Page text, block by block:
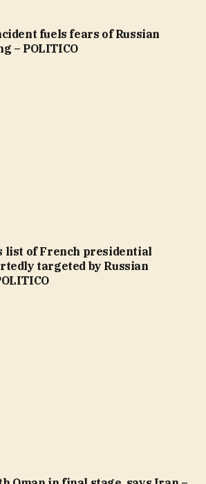
fuels fears of Russian
– POLITICO
list of French presidential
targeted by Russian